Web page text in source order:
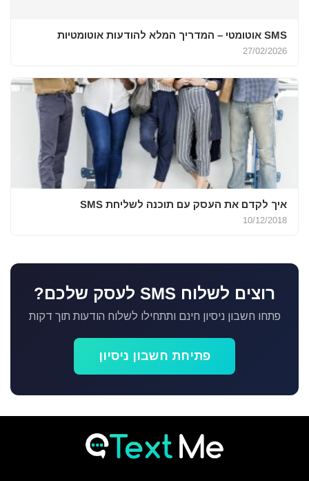
SMS אוטומטי – המדריך המלא להודעות אוטומטיות
27/02/2026
איך לקדם את העסק עם תוכנה לשליחת SMS
10/12/2018
רוצים לשלוח SMS לעסק שלכם?
פתחו חשבון ניסיון חינם ותתחילו לשלוח הודעות תוך דקות
פתיחת חשבון ניסיון